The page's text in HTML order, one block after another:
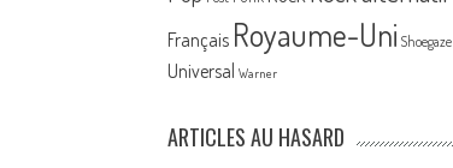
Français Royaume-Uni Shoegaze
Universal Warner
ARTICLES AU HASARD